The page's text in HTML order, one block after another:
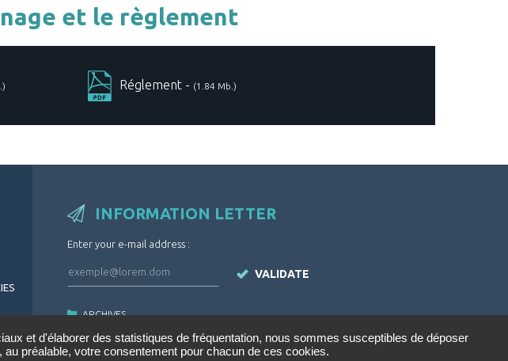
et d'élaborer des statistiques de fréquentation, nous sommes susceptibles de déposer
préalable, votre consentement pour chacun de ces cookies.
et le règlement
Réglement - (1.84 Mb.)
INFORMATION LETTER
Enter your e-mail address :
VALIDATE
ARCHIVES